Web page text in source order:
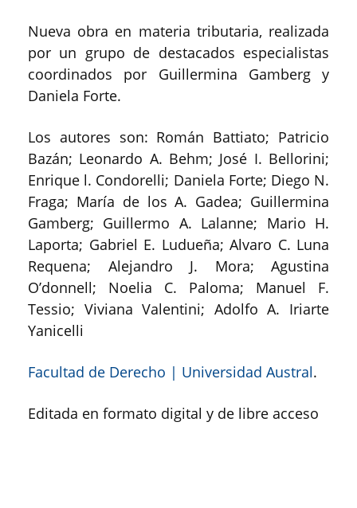
Nueva obra en materia tributaria, realizada
por un grupo de destacados especialistas
coordinados por Guillermina Gamberg y
Daniela Forte.
Los autores son: Román Battiato; Patricio
Bazán; Leonardo A. Behm; José I. Bellorini;
Enrique l. Condorelli; Daniela Forte; Diego N.
Fraga; María de los A. Gadea; Guillermina
Gamberg; Guillermo A. Lalanne; Mario H.
Laporta; Gabriel E. Ludueña; Alvaro C. Luna
Requena; Alejandro J. Mora; Agustina
O’donnell; Noelia C. Paloma; Manuel F.
Tessio; Viviana Valentini; Adolfo A. Iriarte
Yanicelli
Facultad de Derecho | Universidad Austral.
Editada en formato digital y de libre acceso